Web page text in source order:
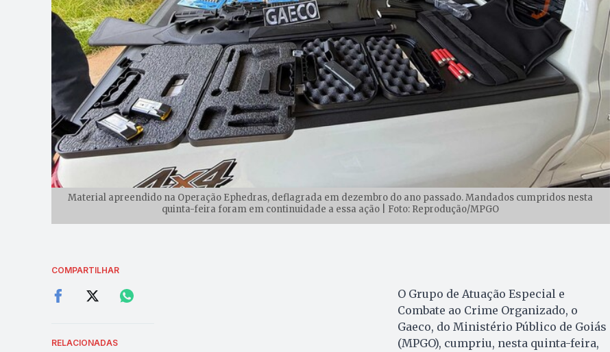
Material apreendido na Operação Ephedras, deflagrada em dezembro do ano passado. Mandados cumpridos nesta
quinta-feira foram em continuidade a essa ação | Foto: Reprodução/MPGO
COMPARTILHAR
RELACIONADAS
O Grupo de Atuação Especial e
Combate ao Crime Organizado, o
Gaeco, do Ministério Público de Goiás
(MPGO), cumpriu, nesta quinta-feira,